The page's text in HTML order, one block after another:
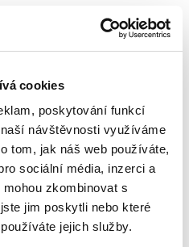
cookies
poskytování funkcí
návštěvnosti využíváme
tom, jak náš web používáte,
sociální média, inzerci a
zkombinovat s
jim poskytli nebo které
jejich služby.
trestního práva
strukturou a
na texty učebnic obecné
a zachycuje
do...
Soutěžní právo. 3.
vydání
3. VYDÁNÍ